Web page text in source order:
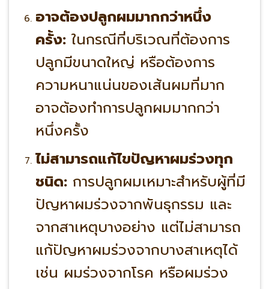
อาจต้องปลูกผมมากกว่าหนึ่ง
ครั้ง:ในกรณีที่บริเวณที่ต้องการ
ปลูกมีขนาดใหญ่ หรือต้องการ
ความหนาแน่นของเส้นผมที่มาก
อาจต้องทำการปลูกผมมากกว่า
หนึ่งครั้ง
ไม่สามารถแก้ไขปัญหาผมร่วงทุก
ชนิด:การปลูกผมเหมาะสำหรับผู้ที่มี
ปัญหาผมร่วงจากพันธุกรรม และ
จากสาเหตุบางอย่าง แต่ไม่สามารถ
แก้ปัญหาผมร่วงจากบางสาเหตุได้
เช่น ผมร่วงจากโรค หรือผมร่วง